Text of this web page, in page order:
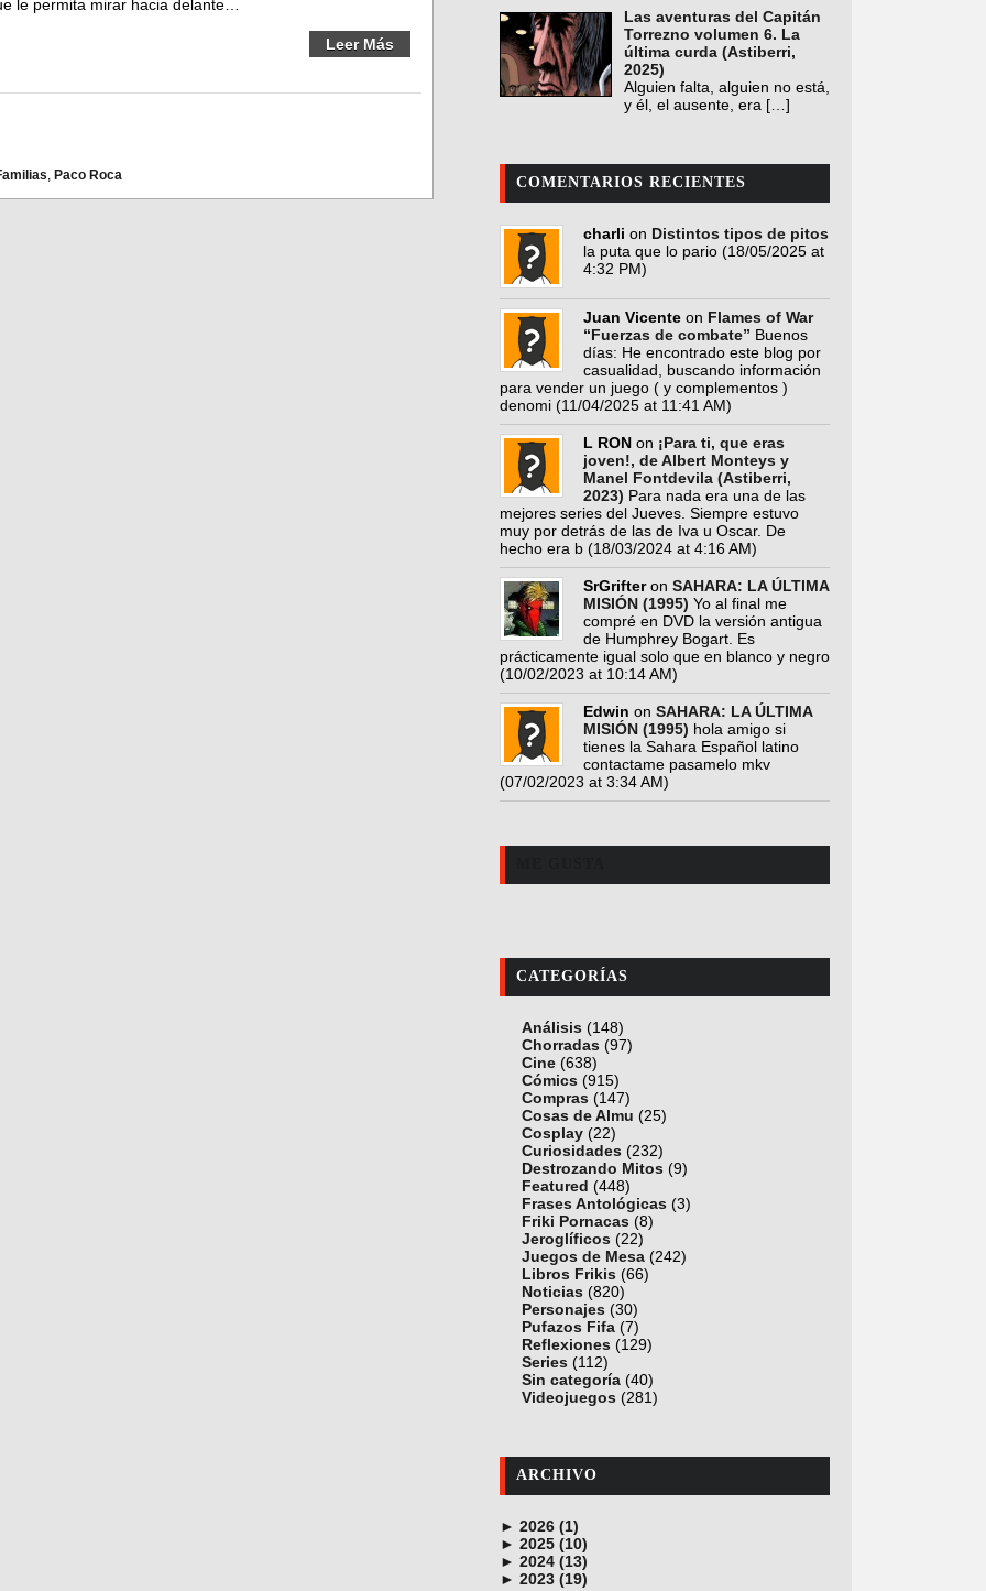
le permita mirar hacia delante…
Leer Más
, Paco Roca
Las aventuras del Capitán
Torrezno volumen 6. La
última curda (Astiberri,
2025)
Alguien falta, alguien no está,
y él, el ausente, era […]
COMENTARIOS RECIENTES
charli on Distintos tipos de pitos
la puta que lo pario (18/05/2025 at
4:32 PM)
Juan Vicente on Flames of War
“Fuerzas de combate” Buenos
días: He encontrado este blog por
casualidad, buscando información
para vender un juego ( y complementos )
denomi (11/04/2025 at 11:41 AM)
L RON on ¡Para ti, que eras
joven!, de Albert Monteys y
Manel Fontdevila (Astiberri,
2023) Para nada era una de las
mejores series del Jueves. Siempre estuvo
muy por detrás de las de Iva u Oscar. De
hecho era b (18/03/2024 at 4:16 AM)
SrGrifteron SAHARA: LA ÚLTIMA
MISIÓN (1995) Yo al final me
compré en DVD la versión antigua
de Humphrey Bogart. Es
prácticamente igual solo que en blanco y negro
(10/02/2023 at 10:14 AM)
Edwin on SAHARA: LA ÚLTIMA
MISIÓN (1995) hola amigo si
tienes la Sahara Español latino
contactame pasamelo mkv
(07/02/2023 at 3:34 AM)
CATEGORÍAS
Análisis (148)
Chorradas (97)
Cine (638)
Cómics (915)
Compras (147)
Cosas de Almu (25)
Cosplay (22)
Curiosidades (232)
Destrozando Mitos (9)
Featured (448)
Frases Antológicas (3)
Friki Pornacas (8)
Jeroglíficos (22)
Juegos de Mesa (242)
Libros Frikis (66)
Noticias (820)
Personajes (30)
Pufazos Fifa (7)
Reflexiones (129)
Series (112)
Sin categoría (40)
Videojuegos (281)
ARCHIVO
► 2026 (1)
junio (1)
► 2025 (10)
noviembre (1)
octubre (1)
► 2024 (13)
diciembre (4)
► 2023 (19)